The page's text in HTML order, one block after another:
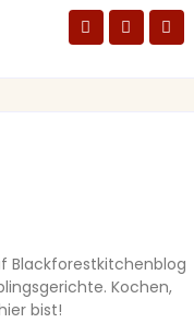
Blackforestkitchenblog
Kochen,
bist!